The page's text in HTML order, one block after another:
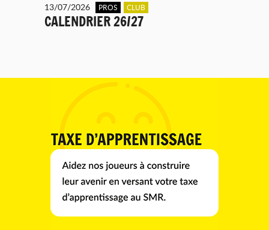
13/07/2026 PROS CLUB
CALENDRIER 26/27